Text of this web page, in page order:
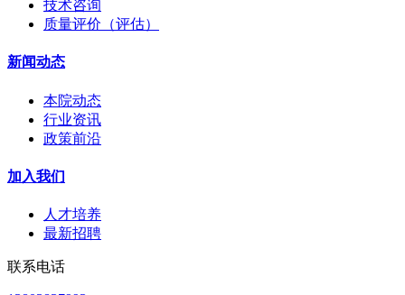
技术咨询
质量评价（评估）
新闻动态
本院动态
行业资讯
政策前沿
加入我们
人才培养
最新招聘
联系电话